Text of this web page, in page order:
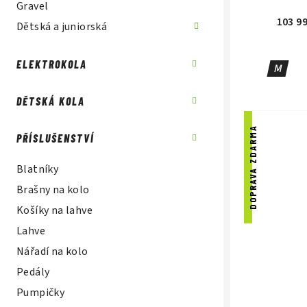
Gravel
Dětská a juniorská
ELEKTROKOLA
DĚTSKÁ KOLA
PŘÍSLUŠENSTVÍ
Blatníky
Brašny na kolo
Košíky na lahve
Lahve
Nářadí na kolo
Pedály
Pumpičky
103
M
DOPRAVA ZDARMA